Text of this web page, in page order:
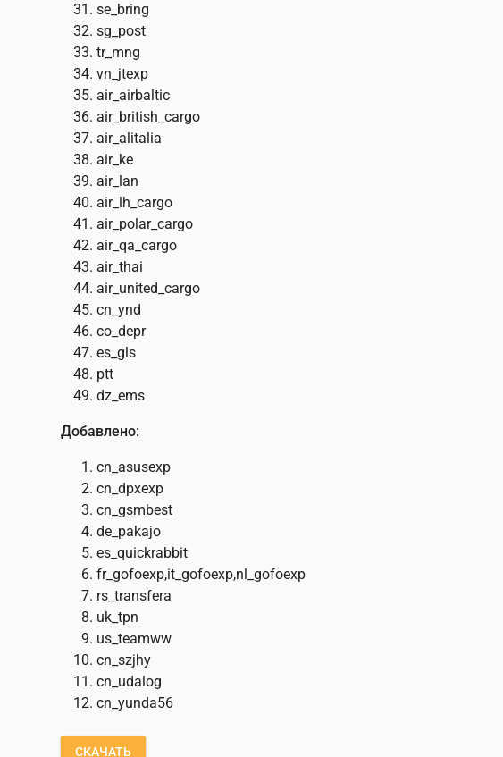
se_bring
sg_post
tr_mng
vn_jtexp
air_airbaltic
air_british_cargo
air_alitalia
air_ke
air_lan
air_lh_cargo
air_polar_cargo
air_qa_cargo
air_thai
air_united_cargo
cn_ynd
co_depr
es_gls
ptt
dz_ems
Добавлено:
cn_asusexp
cn_dpxexp
cn_gsmbest
de_pakajo
es_quickrabbit
fr_gofoexp,it_gofoexp,nl_gofoexp
rs_transfera
uk_tpn
us_teamww
cn_szjhy
cn_udalog
cn_yunda56
СКАЧАТЬ